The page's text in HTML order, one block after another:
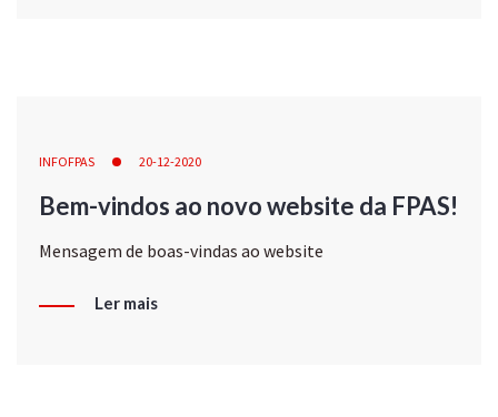
INFOFPAS 20-12-2020
Bem-vindos ao novo website da FPAS!
Mensagem de boas-vindas ao website
Ler mais